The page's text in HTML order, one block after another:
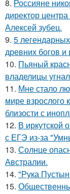
8. Россияне
директор
Алексей зубец.
9. 5
древних богов и
10. Пьяный
владелицы
11. Мне стало
мире взрослого
близости с
12. В иркутской
с ЕГЭ из-за
13. Солнце
Австралии.
14. "Рука
15.